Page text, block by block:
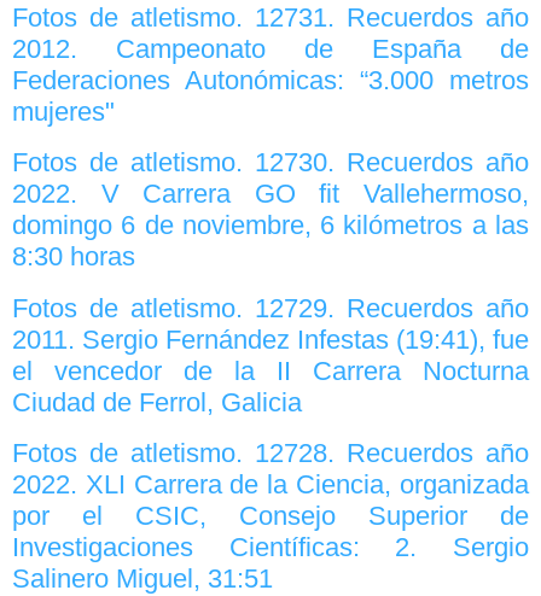
Fotos de atletismo. 12731. Recuerdos año
2012. Campeonato de España de
Federaciones Autonómicas: “3.000 metros
mujeres"
Fotos de atletismo. 12730. Recuerdos año
2022. V Carrera GO fit Vallehermoso,
domingo 6 de noviembre, 6 kilómetros a las
8:30 horas
Fotos de atletismo. 12729. Recuerdos año
2011. Sergio Fernández Infestas (19:41), fue
el vencedor de la II Carrera Nocturna
Ciudad de Ferrol, Galicia
Fotos de atletismo. 12728. Recuerdos año
2022. XLI Carrera de la Ciencia, organizada
por el CSIC, Consejo Superior de
Investigaciones Científicas: 2. Sergio
Salinero Miguel, 31:51